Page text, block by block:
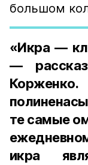
большом
«Икра —
—
те самые
икра